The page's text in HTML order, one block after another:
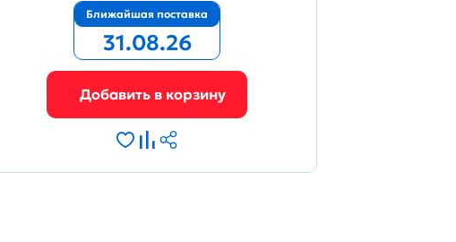
Ближайшая поставка
31.08.26